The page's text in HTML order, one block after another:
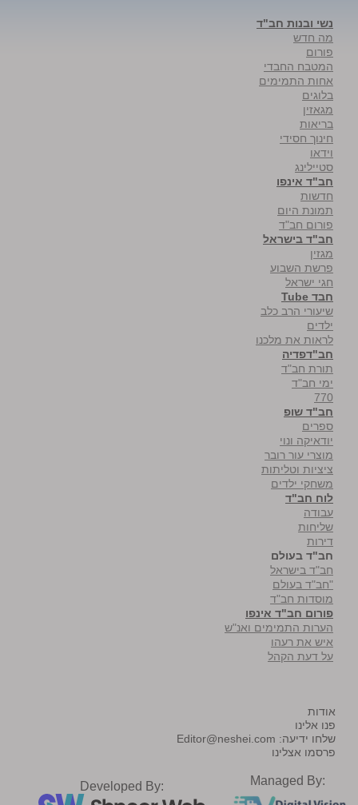
נשי ובנות חב"ד
מה חדש
פורום
המטבח החבדי
אחות התמימים
בלוגים
מגאזין
בריאות
חינוך חסידי
וידאו
סטיילינג
חב"ד אינפו
חדשות
תמונת היום
פורום חב"ד
חב"ד בישראל
מגזין
פרשת השבוע
חגי ישראל
חבד Tube
שיעורי הרב כלב
ילדים
לראות את מלכנו
חב"דפדיה
תורת חב"ד
ימי חב"ד
770
חב"ד שופ
ספרים
יודאיקה ונוי
מוצרי עור רובר
ציציות וטליתות
משחקי ילדים
לוח חב"ד
עבודה
שליחות
דירות
חב"ד בעולם
חב"ד בישראל
"חב"ד בעולם
מוסדות חב"ד
פורום חב"ד אינפו
הערות התמימים ואנ"ש
איש את רעהו
על דעת הקהל
אודות
פנו אלינו
שלחו ידיעה: Editor@neshei.com
פרסמו אצלינו
Developed By: Managed By: